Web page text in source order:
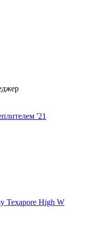
'21
Texapore High W